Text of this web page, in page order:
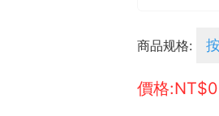
商品规格:
價格:NT$0